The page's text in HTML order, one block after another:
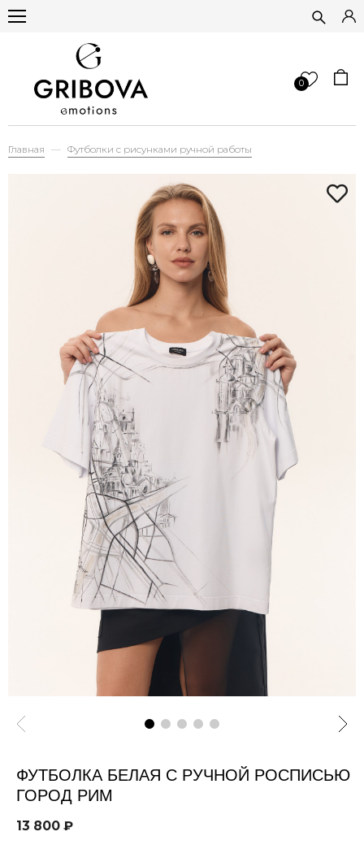
0
Главная Футболки с рисунками ручной работы
ФУТБОЛКА БЕЛАЯ С РУЧНОЙ РОСПИСЬЮ
ГОРОД РИМ
13 800 ₽